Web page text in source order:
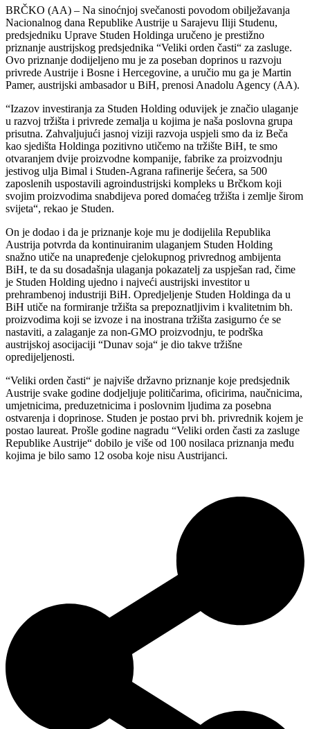
BRČKO (AA) – Na sinoćnjoj svečanosti povodom obilježavanja
Nacionalnog dana Republike Austrije u Sarajevu Iliji Studenu,
predsjedniku Uprave Studen Holdinga uručeno je prestižno
priznanje austrijskog predsjednika “Veliki orden časti“ za zasluge.
Ovo priznanje dodijeljeno mu je za poseban doprinos u razvoju
privrede Austrije i Bosne i Hercegovine, a uručio mu ga je Martin
Pamer, austrijski ambasador u BiH, prenosi Anadolu Agency (AA).
“Izazov investiranja za Studen Holding oduvijek je značio ulaganje
u razvoj tržišta i privrede zemalja u kojima je naša poslovna grupa
prisutna. Zahvaljujući jasnoj viziji razvoja uspjeli smo da iz Beča
kao sjedišta Holdinga pozitivno utičemo na tržište BiH, te smo
otvaranjem dvije proizvodne kompanije, fabrike za proizvodnju
jestivog ulja Bimal i Studen-Agrana rafinerije šećera, sa 500
zaposlenih uspostavili agroindustrijski kompleks u Brčkom koji
svojim proizvodima snabdijeva pored domaćeg tržišta i zemlje širom
svijeta“, rekao je Studen.
On je dodao i da je priznanje koje mu je dodijelila Republika
Austrija potvrda da kontinuiranim ulaganjem Studen Holding
snažno utiče na unapređenje cjelokupnog privrednog ambijenta
BiH, te da su dosadašnja ulaganja pokazatelj za uspješan rad, čime
je Studen Holding ujedno i najveći austrijski investitor u
prehrambenoj industriji BiH. Opredjeljenje Studen Holdinga da u
BiH utiče na formiranje tržišta sa prepoznatljivim i kvalitetnim bh.
proizvodima koji se izvoze i na inostrana tržišta zasigurno će se
nastaviti, a zalaganje za non-GMO proizvodnju, te podrška
austrijskoj asocijaciji “Dunav soja“ je dio takve tržišne
opredijeljenosti.
“Veliki orden časti“ je najviše državno priznanje koje predsjednik
Austrije svake godine dodjeljuje političarima, oficirima, naučnicima,
umjetnicima, preduzetnicima i poslovnim ljudima za posebna
ostvarenja i doprinose. Studen je postao prvi bh. privrednik kojem je
postao laureat. Prošle godine nagradu “Veliki orden časti za zasluge
Republike Austrije“ dobilo je više od 100 nosilaca priznanja među
kojima je bilo samo 12 osoba koje nisu Austrijanci.